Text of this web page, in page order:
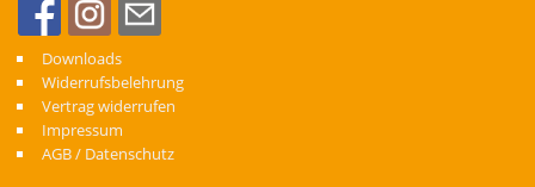
Downloads
Widerrufsbelehrung
Vertrag widerrufen
Impressum
AGB / Datenschutz